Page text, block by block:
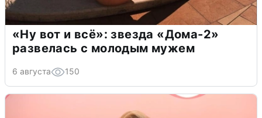
«Ну вот и всё»: звезда «Дома-2»
развелась с молодым мужем
6 августа 150